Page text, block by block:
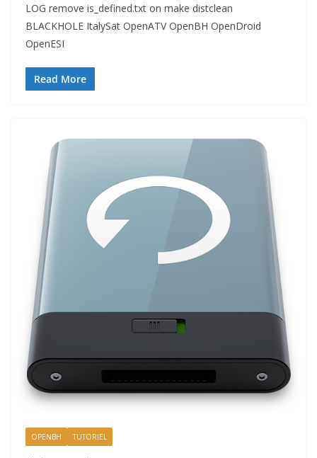
LOG remove is_defined.txt on make distclean
BLACKHOLE ItalySat OpenATV OpenBH OpenDroid
OpenESI
Read More
OPENBH TUTORIEL